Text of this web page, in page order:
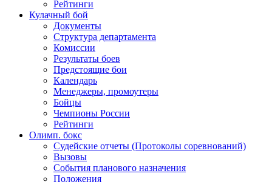
Рейтинги
Кулачный бой
Документы
Структура департамента
Комиссии
Результаты боев
Предстоящие бои
Календарь
Менеджеры, промоутеры
Бойцы
Чемпионы России
Рейтинги
Олимп. бокс
Судейские отчеты (Протоколы соревнований)
Вызовы
События планового назначения
Положения